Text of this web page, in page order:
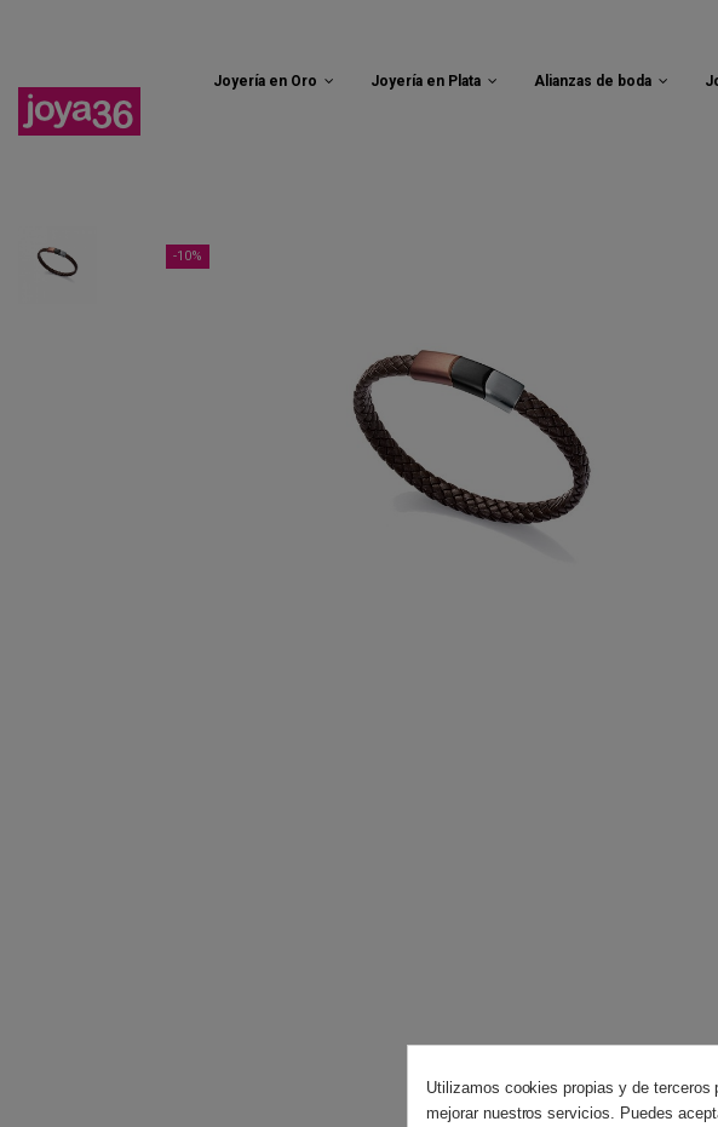
Joyería en Oro Joyería en Plata Alianzas de boda
-10%
Utilizamos cookies propias y de terceros
mejorar nuestros servicios. Puedes